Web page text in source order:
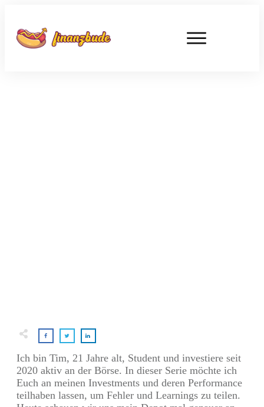
Ich bin Tim, 21 Jahre alt, Student und investiere seit
2020 aktiv an der Börse. In dieser Serie möchte ich
Euch an meinen Investments und deren Performance
teilhaben lassen, um Fehler und Learnings zu teilen.